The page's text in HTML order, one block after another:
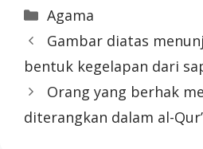
Categories
Agama
Gambar diatas
bentuk kegelapan dari
Orang yang berhak
diterangkan dalam al-